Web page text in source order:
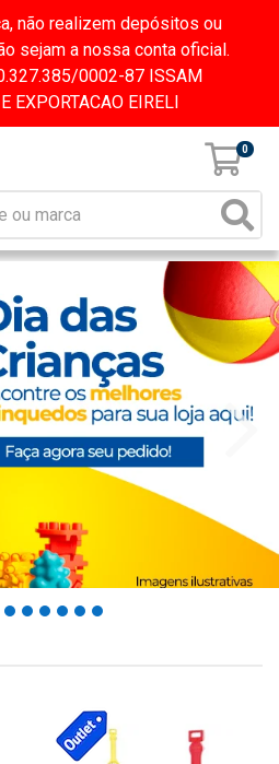
não realizem depósitos ou
sejam a nossa conta oficial.
0002-87 ISSAM
EXPORTACAO EIRELI
0